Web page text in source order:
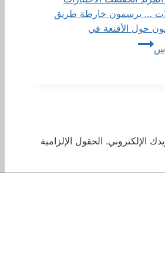
… يرسمون خارطة طريق
حول الأقنعة في
الإلكتروني. الحقول الإلزامية